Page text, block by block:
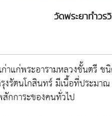
วัดพระยาทำวร
าแก่พระอารามหลวงชั้นตรี
รัตนโกสินทร์ มีเนื้อที่ประมา
กการะของคนทั่วไป